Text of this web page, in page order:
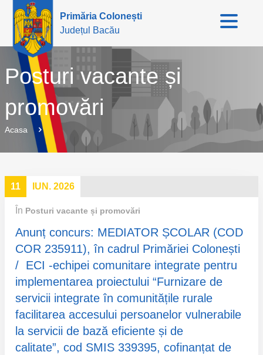
Primăria Colonești
Județul Bacău
Posturi vacante și
promovări
Acasa
11 IUN. 2026
În Posturi vacante și promovări
Anunț concurs: MEDIATOR ȘCOLAR (COD
COR 235911), în cadrul Primăriei Colonești
/ ECI -echipei comunitare integrate pentru
implementarea proiectului “Furnizare de
servicii integrate în comunitățile rurale
facilitarea accesului persoanelor vulnerabile
la servicii de bază eficiente și de
calitate”, cod SMIS 339395, cofinanțat de